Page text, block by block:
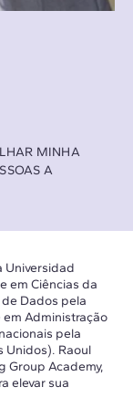
MINHA
A
Universidad
em Ciências da
Dados pela
em Administração
pela
Unidos). Raoul
Group Academy,
elevar sua